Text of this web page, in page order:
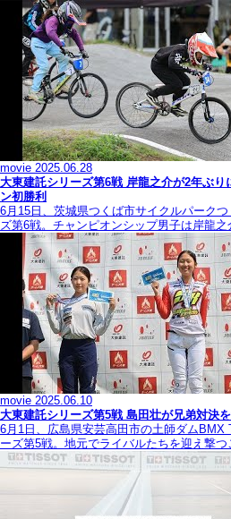
movie 2025.06.28
大東建託シリーズ第6戦 岸龍之介が2年ぶ
ン初勝利
6月15日、茨城県つくば市サイクルパーク
ズ第6戦。チャンピオンシップ男子は岸龍之
movie 2025.06.10
大東建託シリーズ第5戦 島田壮が兄弟対決
6月1日、広島県安芸高田市の土師ダムBMX
ーズ第5戦。地元でライバルたちを迎え撃つ